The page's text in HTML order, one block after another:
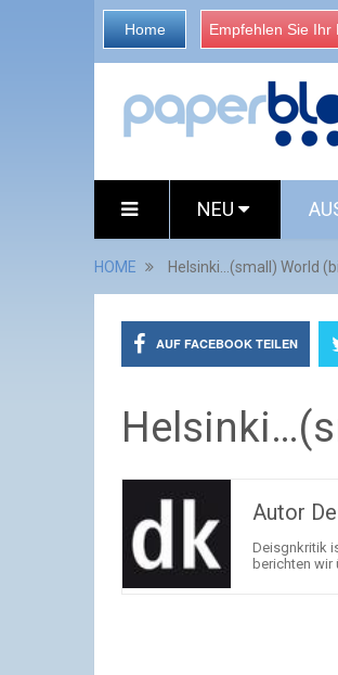
Home Empfehlen Sie Ihr
NEU
HOME Helsinki…(small) World
AUF FACEBOOK TEILEN
Autor
Deisgnkritik
berichten wir